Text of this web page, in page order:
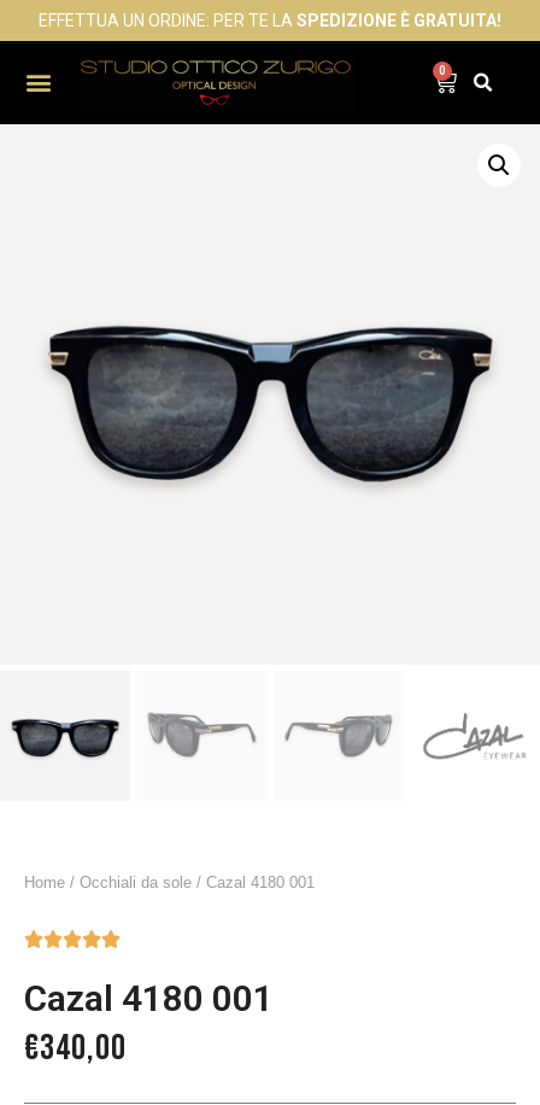
EFFETTUA UN ORDINE: PER TE LA SPEDIZIONE È GRATUITA!
0
Home / Occhiali da sole / Cazal 4180 001

Cazal 4180 001
€340,00